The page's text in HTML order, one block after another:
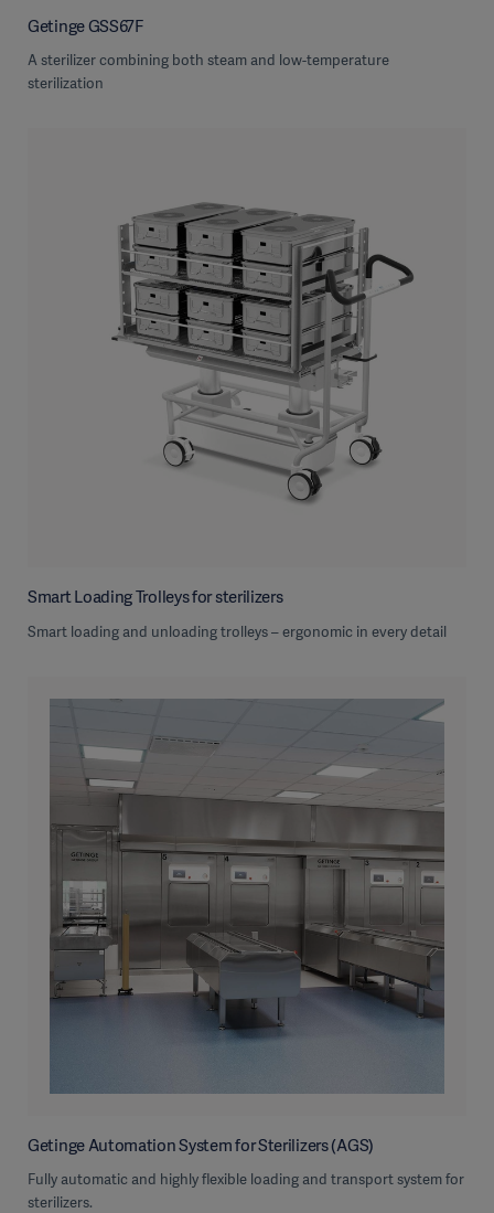
Getinge GSS67F
A sterilizer combining both steam and low-temperature
sterilization
Smart Loading Trolleys for sterilizers
Smart loading and unloading trolleys – ergonomic in every detail
Getinge Automation System for Sterilizers (AGS)
Fully automatic and highly flexible loading and transport system for
sterilizers.